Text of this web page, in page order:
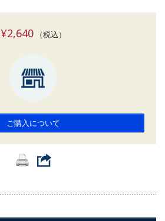
¥2,640（税込）
ご購入について